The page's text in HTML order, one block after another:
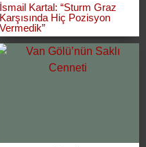
İsmail Kartal: “Sturm Graz
Karşısında Hiç Pozisyon
Vermedik”